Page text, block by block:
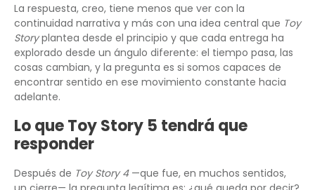
La respuesta, creo, tiene menos que ver con la
continuidad narrativa y más con una idea central que Toy
Storyplantea desde el principio y que cada entrega ha
explorado desde un ángulo diferente: el tiempo pasa, las
cosas cambian, y la pregunta es si somos capaces de
encontrar sentido en ese movimiento constante hacia
adelante.
Lo que Toy Story 5 tendrá que
responder
Después de Toy Story 4—que fue, en muchos sentidos,